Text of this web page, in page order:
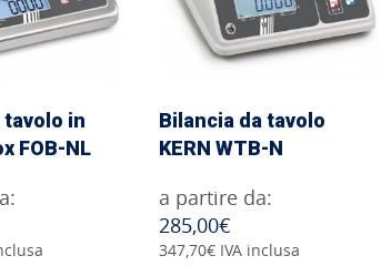
tavolo in
FOB-NL
Bilancia da tavolo
KERN WTB-N
a partire da:
285,00€
347,70€ IVA inclusa